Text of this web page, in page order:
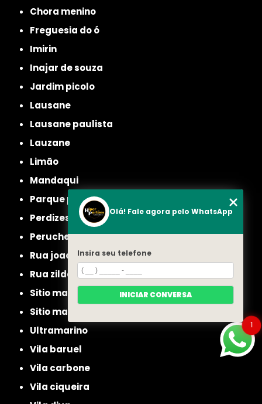
chora menino
freguesia do ó
imirin
inajar de souza
jardim picolo
lausane
lausane paulista
lauzane
limão
mandaqui
parque peruche
perdizes
peruche
rua joao ruthe
rua zilda
sitio manda aqui
sitio mandaqui
ultramarino
vila baruel
vila carbone
vila ciqueira
1
Olá! Fale agora pelo WhatsApp
Insira seu telefone
INICIAR CONVERSA